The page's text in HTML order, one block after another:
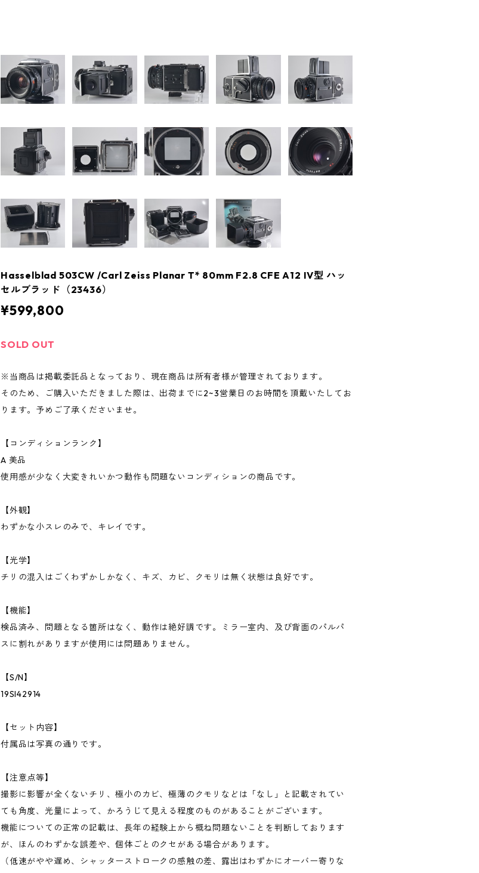
Hasselblad 503CW /Carl Zeiss Planar T* 80mm F2.8 CFE A12 IV型 ハッ
セルブラッド（23436）
¥599,800
SOLD OUT
※当商品は掲載委託品となっており、現在商品は所有者様が管理されております。
そのため、ご購入いただきました際は、出荷までに2~3営業日のお時間を頂戴いたしてお
ります。予めご了承くださいませ。
【コンディションランク】
A 美品
使用感が少なく大変きれいかつ動作も問題ないコンディションの商品です。
【外観】
わずかな小スレのみで、キレイです。
【光学】
チリの混入はごくわずかしかなく、キズ、カビ、クモリは無く状態は良好です。
【機能】
検品済み、問題となる箇所はなく、動作は絶好調です。ミラー室内、及び背面のパルパ
スに割れがありますが使用には問題ありません。
【S/N】
19SI42914
【セット内容】
付属品は写真の通りです。
【注意点等】
撮影に影響が全くないチリ、極小のカビ、極薄のクモリなどは「なし」と記載されてい
ても角度、光量によって、かろうじて見える程度のものがあることがございます。
機能についての正常の記載は、長年の経験上から概ね問題ないことを判断しております
が、ほんのわずかな誤差や、個体ごとのクセがある場合があります。
（低速がやや遅め、シャッターストロークの感触の差、露出はわずかにオーバー寄りな